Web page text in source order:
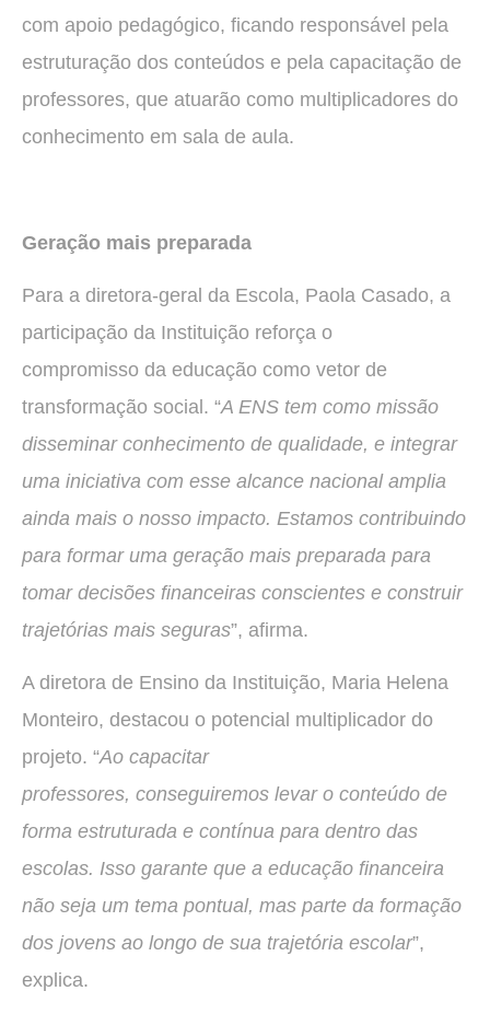
com apoio pedagógico, ficando responsável pela
estruturação dos conteúdos e pela capacitação de
professores, que atuarão como multiplicadores do
conhecimento em sala de aula.
Geração mais preparada
Para a diretora-geral da Escola, Paola Casado, a
participação da Instituição reforça o
compromisso da educação como vetor de
transformação social. “A ENS tem como missão
disseminar conhecimento de qualidade, e integrar
uma iniciativa com esse alcance nacional amplia
ainda mais o nosso impacto. Estamos contribuindo
para formar uma geração mais preparada para
tomar decisões financeiras conscientes e construir
trajetórias mais seguras”, afirma.
A diretora de Ensino da Instituição, Maria Helena
Monteiro, destacou o potencial multiplicador do
projeto. “Ao capacitar
professores, conseguiremos levar o conteúdo de
forma estruturada e contínua para dentro das
escolas. Isso garante que a educação financeira
não seja um tema pontual, mas parte da formação
dos jovens ao longo de sua trajetória escolar”,
explica.